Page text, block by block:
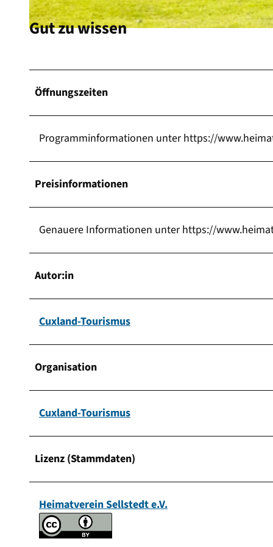
© Cuxland-Tourismus/Florian Trykowski |
Gut zu wissen
Öffnungszeiten
Programminformationen unter https://
Preisinformationen
Genauere Informationen unter https://
Autor:in
Cuxland-Tourismus
Organisation
Cuxland-Tourismus
Lizenz (Stammdaten)
Heimatverein Sellstedt e.V.